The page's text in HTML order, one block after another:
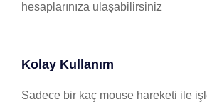
hesaplarınıza ulaşabilirsiniz
Kolay Kullanım
Sadece bir kaç mouse hareketi ile